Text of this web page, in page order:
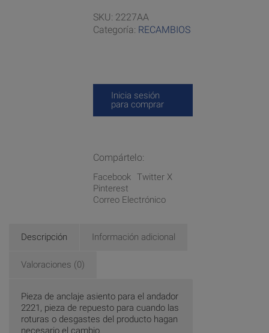
SKU: 2227AA
Categoría: RECAMBIOS
Inicia sesión
para comprar
Compártelo:
Facebook Twitter X
Pinterest
Correo Electrónico
Descripción Información adicional
Valoraciones (0)
Pieza de anclaje asiento para el andador
2221, pieza de repuesto para cuando las
roturas o desgastes del producto hagan
necesario el cambio.